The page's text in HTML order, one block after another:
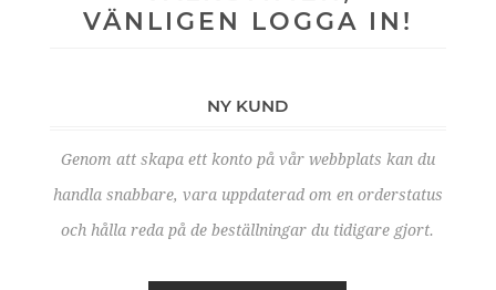
VÄNLIGEN LOGGA IN!
NY KUND
Genom att skapa ett konto på vår webbplats kan du
handla snabbare, vara uppdaterad om en orderstatus
och hålla reda på de beställningar du tidigare gjort.